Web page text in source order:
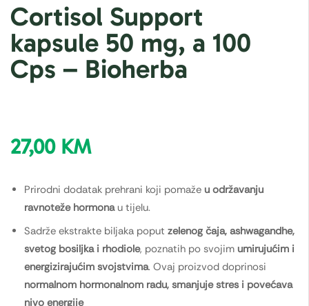
Cortisol Support
kapsule 50 mg, a 100
Cps – Bioherba
27,00 KM
Prirodni dodatak prehrani koji pomaže u održavanju
ravnoteže hormonau tijelu.
Sadrže ekstrakte biljaka poput zelenog čaja, ashwagandhe,
svetog bosiljka i rhodiole, poznatih po svojim umirujućim i
energizirajućim svojstvima. Ovaj proizvod doprinosi
normalnom hormonalnom radu, smanjuje stres i povećava
nivo energije